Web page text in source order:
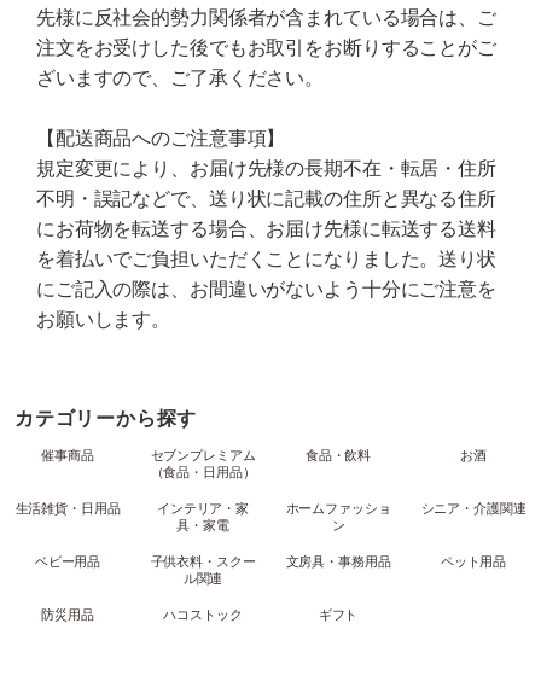
先様に反社会的勢力関係者が含まれている場合は、ご
注文をお受けした後でもお取引をお断りすることがご
ざいますので、ご了承ください。
【配送商品へのご注意事項】
規定変更により、お届け先様の長期不在・転居・住所
不明・誤記などで、送り状に記載の住所と異なる住所
にお荷物を転送する場合、お届け先様に転送する送料
を着払いでご負担いただくことになりました。送り状
にご記入の際は、お間違いがないよう十分にご注意を
お願いします。
カテゴリーから探す
催事商品
セブンプレミアム
（食品・日用品）
食品・飲料 お酒
生活雑貨・日用品
インテリア・家
具・家電
ホームファッショ
ン
シニア・介護関連
ベビー用品
子供衣料・スクー
ル関連
文房具・事務用品 ペット用品
防災用品 ハコストック ギフト